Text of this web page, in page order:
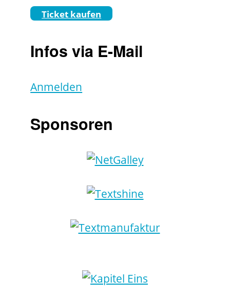
Ticket kaufen
Infos via E-Mail
Anmelden
Sponsoren